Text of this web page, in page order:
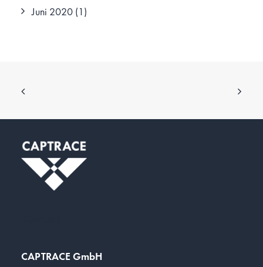
Juni 2020 (1)
CAPTRACE GmbH